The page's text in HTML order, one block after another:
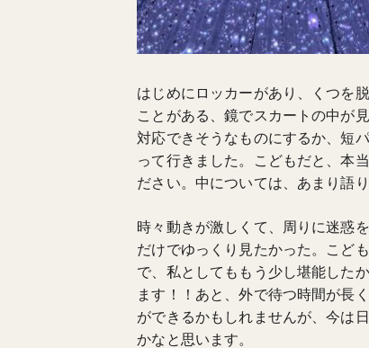
はじめにロッカーがあり、くつを
ことがある、鏡でスカートの中が
対応できそうなものにするか、短
って行きました。こどもだと、本
ださい。中については、あまり語
時々動きが激しくて、周りに迷惑
だけでゆっくり見たかった。こど
で、私としてももう少し堪能した
ます！！あと、外で待つ時間が長
ができるかもしれませんが、今は
かなと思います。